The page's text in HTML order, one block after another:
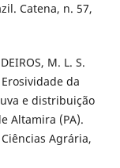
Catena, n. 57,
M. L. S.
Erosividade da
e distribuição
Altamira (PA).
Agrária,